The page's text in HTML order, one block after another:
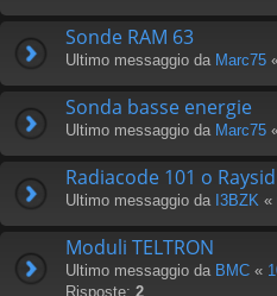
Sonde RAM 63
Ultimo messaggio da Marc75
Sonda basse energie
Ultimo messaggio da Marc75
Radiacode 101 o Raysid
Ultimo messaggio da I3BZK «
Moduli TELTRON
Ultimo messaggio da BMC «
Risposte: 2